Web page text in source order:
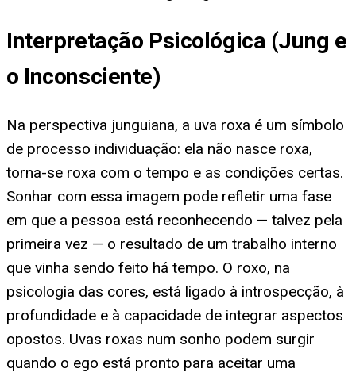
Interpretação Psicológica (Jung e
o Inconsciente)
Na perspectiva junguiana, a uva roxa é um símbolo
de processo individuação: ela não nasce roxa,
torna-se roxa com o tempo e as condições certas.
Sonhar com essa imagem pode refletir uma fase
em que a pessoa está reconhecendo — talvez pela
primeira vez — o resultado de um trabalho interno
que vinha sendo feito há tempo. O roxo, na
psicologia das cores, está ligado à introspecção, à
profundidade e à capacidade de integrar aspectos
opostos. Uvas roxas num sonho podem surgir
quando o ego está pronto para aceitar uma